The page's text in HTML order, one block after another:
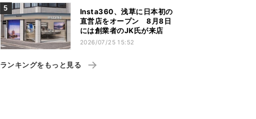
Insta360、浅草に日本初の
直営店をオープン 8月8日
には創業者のJK氏が来店
2026/07/25 15:52
ランキングをもっと見る